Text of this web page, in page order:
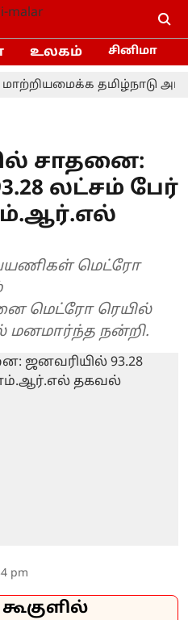
உலகம் சினிமா
தமிழ்நாடு அரசு
சாதனை:
லட்சம் பேர்
பயணிகள் மெட்ரோ
மெட்ரோ ரெயில்
மனமார்ந்த நன்றி.
pm